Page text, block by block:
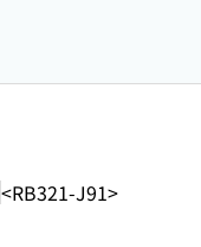
<RB321-J91>